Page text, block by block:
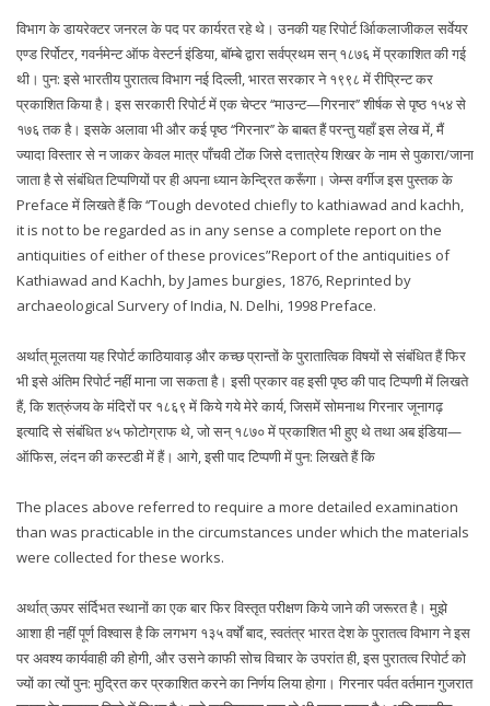
विभाग के डायरेक्टर जनरल के पद पर कार्यरत रहे थे। उनकी यह रिपोर्ट र्आिकलाजीकल सर्वेयर
एण्ड रिर्पोटर, गवर्नमेन्ट ऑफ वेस्टर्न इंडिया, बॉम्बे द्वारा सर्वप्रथम सन् १८७६ में प्रकाशित की गई
थी। पुन: इसे भारतीय पुरातत्व विभाग नई दिल्ली, भारत सरकार ने १९९८ में रीप्रिन्ट कर
प्रकाशित किया है। इस सरकारी रिपोर्ट में एक चेप्टर ‘‘माउन्ट—गिरनार’’ शीर्षक से पृष्ठ १५४ से
१७६ तक है। इसके अलावा भी और कई पृष्ठ ‘‘गिरनार’’ के बाबत हैं परन्तु यहाँ इस लेख में, मैं
ज्यादा विस्तार से न जाकर केवल मात्र पाँचवी टोंक जिसे दत्तात्रेय शिखर के नाम से पुकारा/जाना
जाता है से संबंधित टिप्पणियों पर ही अपना ध्यान केन्द्रित करूँगा। जेम्स वर्गीज इस पुस्तक के
Preface में लिखते हैं कि ‘‘Tough devoted chiefly to kathiawad and kachh,
it is not to be regarded as in any sense a complete report on the
antiquities of either of these provices”Report of the antiquities of
Kathiawad and Kachh, by James burgies, 1876, Reprinted by
archaeological Survery of India, N. Delhi, 1998 Preface.
अर्थात् मूलतया यह रिपोर्ट काठियावाड़ और कच्छ प्रान्तों के पुरातात्विक विषयों से संबंधित हैं फिर
भी इसे अंतिम रिपोर्ट नहीं माना जा सकता है। इसी प्रकार वह इसी पृष्ठ की पाद टिप्पणी में लिखते
हैं, कि शत्रुंजय के मंदिरों पर १८६९ में किये गये मेरे कार्य, जिसमें सोमनाथ गिरनार जूनागढ़
इत्यादि से संबंधित ४५ फोटोग्राफ थे, जो सन् १८७० में प्रकाशित भी हुए थे तथा अब इंडिया—
ऑफिस, लंदन की कस्टडी में हैं। आगे, इसी पाद टिप्पणी में पुन: लिखते हैं कि
The places above referred to require a more detailed examination
than was practicable in the circumstances under which the materials
were collected for these works.
अर्थात् ऊपर संर्दिभत स्थानों का एक बार फिर विस्तृत परीक्षण किये जाने की जरूरत है। मुझे
आशा ही नहीं पूर्ण विश्वास है कि लगभग १३५ वर्षों बाद, स्वतंत्र भारत देश के पुरातत्व विभाग ने इस
पर अवश्य कार्यवाही की होगी, और उसने काफी सोच विचार के उपरांत ही, इस पुरातत्व रिपोर्ट को
ज्यों का त्यों पुन: मुद्रित कर प्रकाशित करने का निर्णय लिया होगा। गिरनार पर्वत वर्तमान गुजरात